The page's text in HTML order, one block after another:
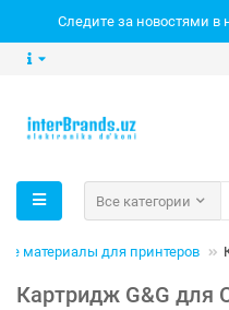
Следите за новостями в
Все категории
материалы для принтеров
Картридж G&G для